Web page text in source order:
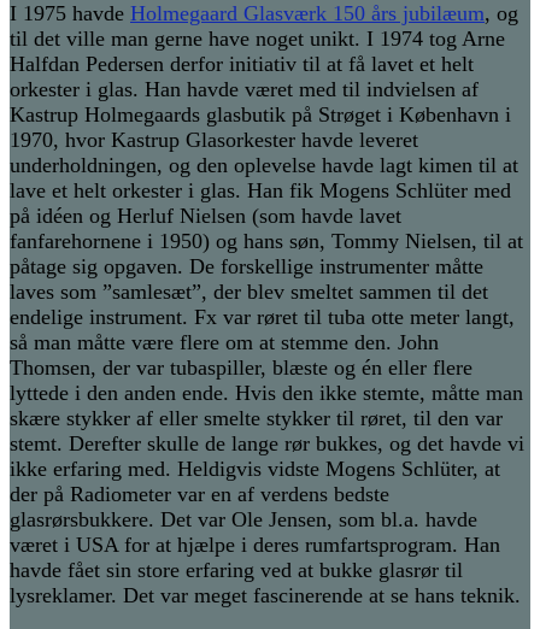
I 1975 havde Holmegaard Glasværk 150 års jubilæum, og
til det ville man gerne have noget unikt. I 1974 tog Arne
Halfdan Pedersen derfor initiativ til at få lavet et helt
orkester i glas. Han havde været med til indvielsen af
Kastrup Holmegaards glasbutik på Strøget i København i
1970, hvor Kastrup Glasorkester havde leveret
underholdningen, og den oplevelse havde lagt kimen til at
lave et helt orkester i glas. Han fik Mogens Schlüter med
på idéen og Herluf Nielsen (som havde lavet
fanfarehornene i 1950) og hans søn, Tommy Nielsen, til at
påtage sig opgaven. De forskellige instrumenter måtte
laves som ”samlesæt”, der blev smeltet sammen til det
endelige instrument. Fx var røret til tuba otte meter langt,
så man måtte være flere om at stemme den. John
Thomsen, der var tubaspiller, blæste og én eller flere
lyttede i den anden ende. Hvis den ikke stemte, måtte man
skære stykker af eller smelte stykker til røret, til den var
stemt. Derefter skulle de lange rør bukkes, og det havde vi
ikke erfaring med. Heldigvis vidste Mogens Schlüter, at
der på Radiometer var en af verdens bedste
glasrørsbukkere. Det var Ole Jensen, som bl.a. havde
været i USA for at hjælpe i deres rumfartsprogram. Han
havde fået sin store erfaring ved at bukke glasrør til
lysreklamer. Det var meget fascinerende at se hans teknik.